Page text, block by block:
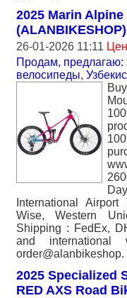
2025 Marin
(ALANBIKESHOP)
26-01-2026 11:11
Продам, предлагаю:
велосипеды,
International
Wise, Western
Shipping : FedEx,
and international
order@alanbikeshop.
2025 Specialized
RED AXS Road